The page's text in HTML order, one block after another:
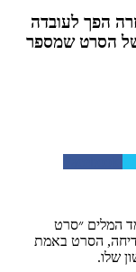
הפך לעובדה
הסרט שמספר
המלים ״סרט
הסרט באמת
שלו.